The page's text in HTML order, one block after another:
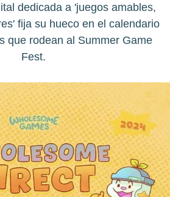
dedicada a 'juegos amables,
fija su hueco en el calendario
que rodean al Summer Game
Fest.